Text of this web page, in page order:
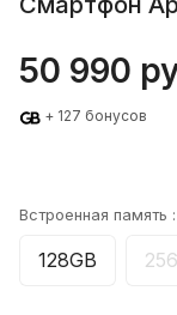
50 990
+ 127 бонусов
Встроенная память :
128GB